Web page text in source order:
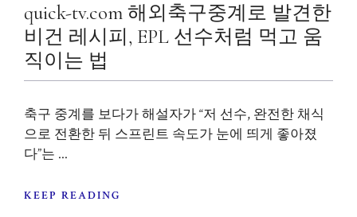
quick-tv.com 해외축구중계로 발견한
비건 레시피, EPL 선수처럼 먹고 움
직이는 법
축구 중계를 보다가 해설자가 “저 선수, 완전한 채식
으로 전환한 뒤 스프린트 속도가 눈에 띄게 좋아졌
다”는 ...
KEEP READING